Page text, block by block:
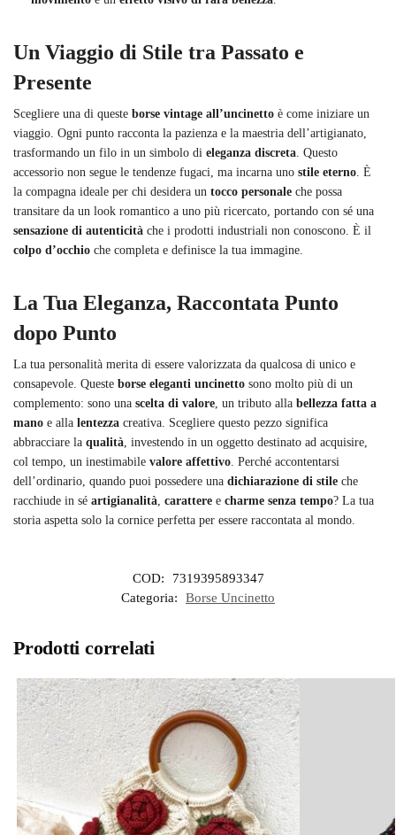
Un Viaggio di Stile tra Passato e
Presente
Scegliere una di queste borse vintage all’uncinetto è come iniziare un
viaggio. Ogni punto racconta la pazienza e la maestria dell’artigianato,
trasformando un filo in un simbolo di eleganza discreta. Questo
accessorio non segue le tendenze fugaci, ma incarna uno stile eterno. È
la compagna ideale per chi desidera un tocco personale che possa
transitare da un look romantico a uno più ricercato, portando con sé una
sensazione di autenticità che i prodotti industriali non conoscono. È il
colpo d’occhio che completa e definisce la tua immagine.
La Tua Eleganza, Raccontata Punto
dopo Punto
La tua personalità merita di essere valorizzata da qualcosa di unico e
consapevole. Queste borse eleganti uncinetto sono molto più di un
complemento: sono una scelta di valore, un tributo alla bellezza fatta a
mano e alla lentezza creativa. Scegliere questo pezzo significa
abbracciare la qualità, investendo in un oggetto destinato ad acquisire,
col tempo, un inestimabile valore affettivo. Perché accontentarsi
dell’ordinario, quando puoi possedere una dichiarazione di stile che
racchiude in sé artigianalità, carattere e charme senza tempo? La tua
storia aspetta solo la cornice perfetta per essere raccontata al mondo.
COD:
7319395893347
Categoria:
Borse Uncinetto
Prodotti correlati